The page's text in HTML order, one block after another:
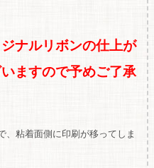
ナルリボンの仕上が
ますので予めご了承
、粘着面側に印刷が移ってしま